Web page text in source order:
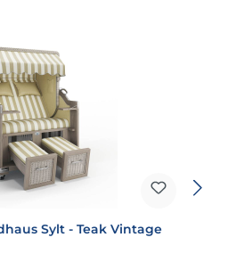
Sylt - Teak Vintage